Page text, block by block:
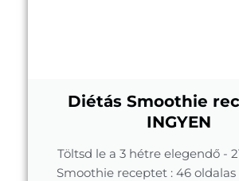
Diétás Smoothie
INGYEN
Töltsd le a 3 hétre elegendő -
Smoothie receptet : 46 oldalas